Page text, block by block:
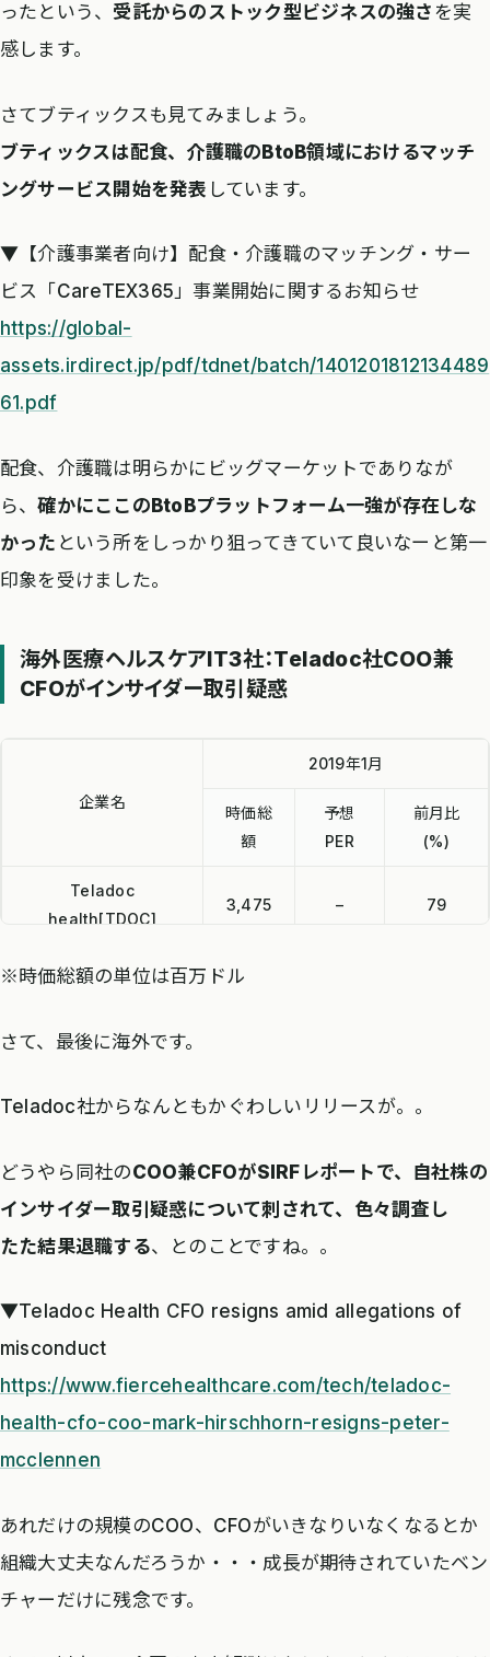
ったという、 受託からのストック型ビジネスの強さ を実
感します。
さてブティックスも見てみましょう。
ブティックスは配食、介護職のBtoB領域におけるマッチ
ングサービス開始を発表 しています。
▼【介護事業者向け】配食・介護職のマッチング・サー
ビス「CareTEX365」事業開始に関するお知らせ
https://global-
assets.irdirect.jp/pdf/tdnet/batch/1401201812134489
61.pdf
配食、介護職は明らかにビッグマーケットでありなが
ら、確かにここのBtoBプラットフォーム一強が存在しな
かった という所をしっかり狙ってきていて良いなーと第一
印象を受けました。
海外医療ヘルスケアIT3社：Teladoc社COO兼
CFOがインサイダー取引疑惑
企業名
2019年1月
時価総
額
予想
PER
前月比
(%)
Teladoc
health[TDOC]
3,475 – 79
athenahealth[ATHN] 5,432
Systems[VEEV]
※時価総額の単位は百万ドル
さて、最後に海外です。
Teladoc社からなんともかぐわしいリリースが。。
どうやら同社のCOO兼CFOがSIRFレポートで、自社株の
インサイダー取引疑惑について刺されて、色々調査し
たた結果退職する、とのことですね。。
▼Teladoc Health CFO resigns amid allegations of
misconduct
https://www.fiercehealthcare.com/tech/teladoc-
health-cfo-coo-mark-hirschhorn-resigns-peter-
mcclennen
あれだけの規模のCOO、CFOがいきなりいなくなるとか
組織大丈夫なんだろうか・・・成長が期待されていたベン
チャーだけに残念です。